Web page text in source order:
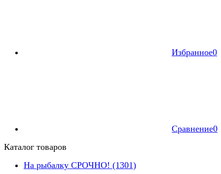
Избранное0
Сравнение0
Каталог товаров
На рыбалку СРОЧНО! (1301)